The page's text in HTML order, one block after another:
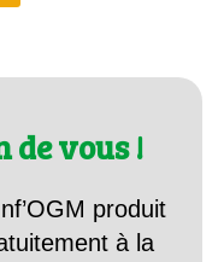
de vous !
produit
à la